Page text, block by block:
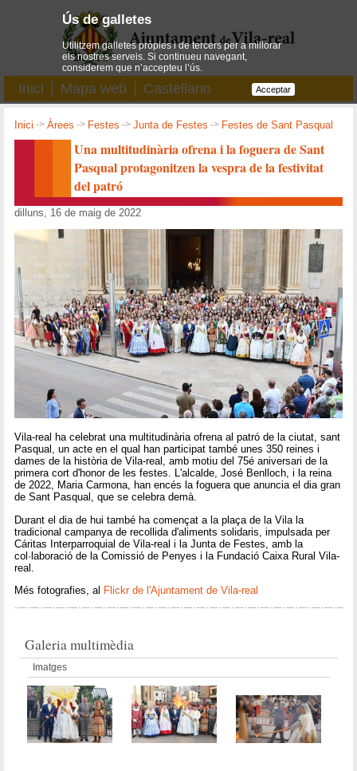
Inici Mapa web Castellano
Inici ->Àrees -> Festes ->Junta de Festes -> Festes de Sant Pasqual
Una multitudinària ofrena i la foguera de Sant
Pasqual protagonitzen la vespra de la festivitat
del patró
dilluns, 16 de maig de 2022
Vila-real ha celebrat una multitudinària ofrena al patró de la ciutat, sant
Pasqual, un acte en el qual han participat també unes 350 reines i
dames de la història de Vila-real, amb motiu del 75é aniversari de la
primera cort d'honor de les festes. L'alcalde, José Benlloch, i la reina
de 2022, Maria Carmona, han encés la foguera que anuncia el dia gran
de Sant Pasqual, que se celebra demà.
Durant el dia de hui també ha començat a la plaça de la Vila la
tradicional campanya de recollida d'aliments solidaris, impulsada per
Cáritas Interparroquial de Vila-real i la Junta de Festes, amb la
col·laboració de la Comissió de Penyes i la Fundació Caixa Rural Vila-
real.
Més fotografies, al Flickr de l'Ajuntament de Vila-real
Galeria multimèdia
Imatges
Ús de galletes
Utilitzem galletes pròpies i de tercers per a millorar
els nostres serveis. Si continueu navegant,
considerem que n’accepteu l’ús.
Acceptar